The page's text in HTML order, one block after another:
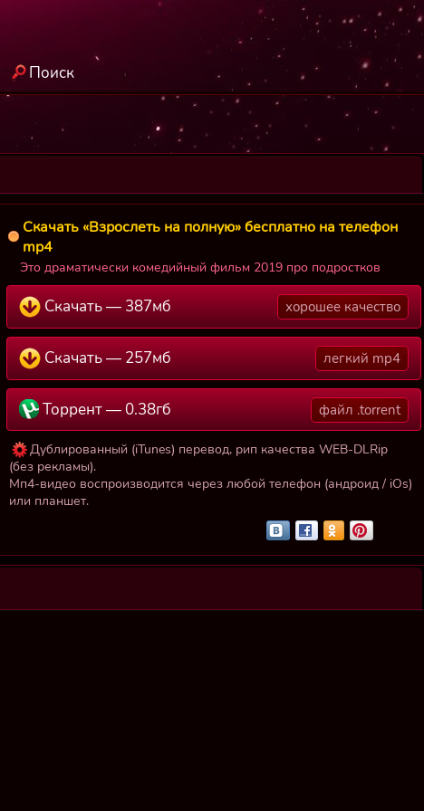
Поиск
Скачать «Взрослеть на полную» бесплатно на телефон
mp4
Это драматически комедийный фильм 2019 про подростков
Скачать — 387мб хорошее качество
Скачать — 257мб легкий mp4
Торрент — 0.38гб файл .torrent
Дублированный (iTunes) перевод, рип качества WEB-DLRip
(без рекламы).
Мп4-видео воспроизводится через любой телефон (андроид / iOs)
или планшет.